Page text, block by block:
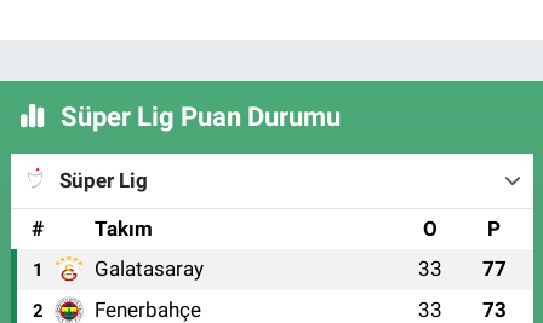
Süper Lig Puan Durumu
Süper Lig
#
Takım O P
1 Galatasaray 33 77
2 Fenerbahçe 33 73